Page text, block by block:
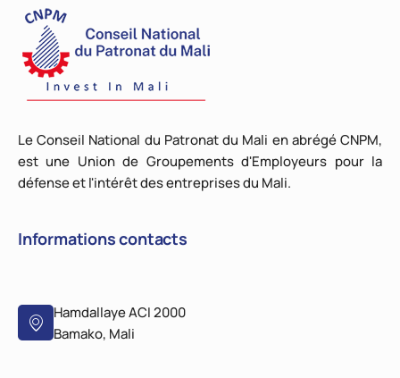
Le Conseil National du Patronat du Mali en abrégé CNPM,
est une Union de Groupements d'Employeurs pour la
défense et l'intérêt des entreprises du Mali.
Informations contacts
Hamdallaye ACI 2000
Bamako, Mali